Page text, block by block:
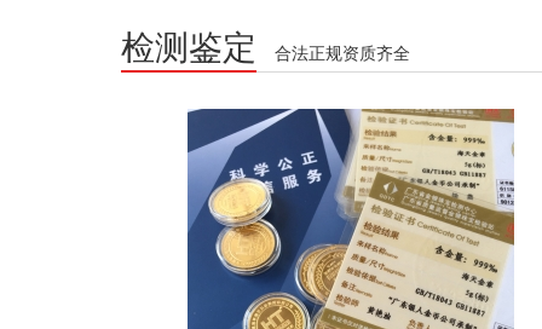
检测鉴定 合法正规资质齐全